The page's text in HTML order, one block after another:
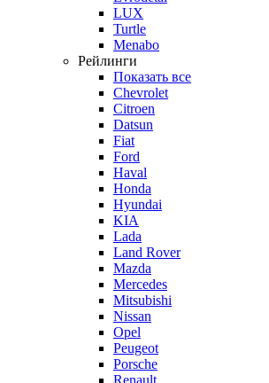
LUX
Turtle
Menabo
Рейлинги
Показать все
Chevrolet
Citroen
Datsun
Fiat
Ford
Haval
Honda
Hyundai
KIA
Lada
Land Rover
Mazda
Mercedes
Mitsubishi
Nissan
Opel
Peugeot
Porsche
Renault